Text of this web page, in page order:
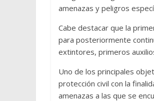
amenazas y peligros
Cabe destacar que la
para posteriormente
extintores, primeros
Uno de los principales
protección civil con la
amenazas a las que se